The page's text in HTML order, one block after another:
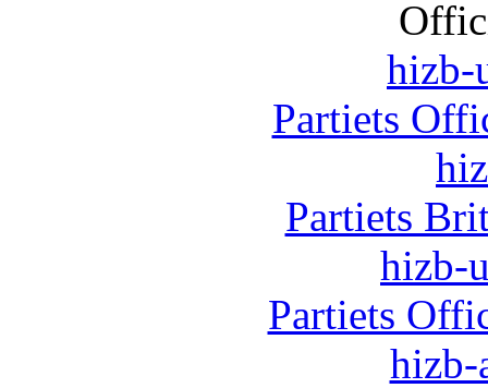
hizb-
Partiets
Partiets
hizb-
Partiets
hizb-